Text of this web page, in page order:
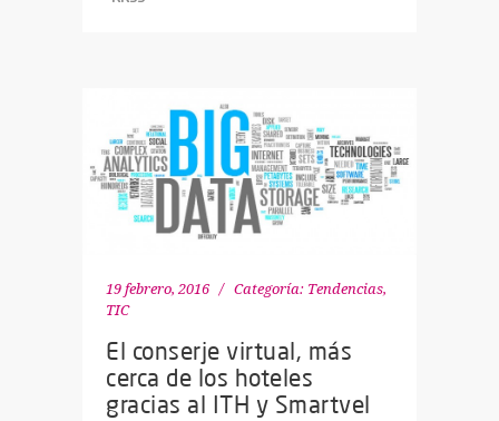
19 febrero, 2016 Categoría: Tendencias,
TIC
El conserje virtual, más
cerca de los hoteles
gracias al ITH y Smartvel